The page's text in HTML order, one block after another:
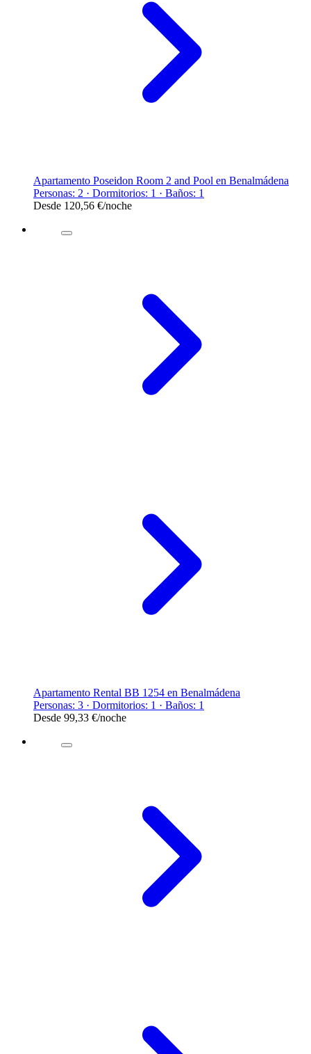
Apartamento Poseidon Room 2 and Pool en Benalmádena
Personas: 2 · Dormitorios: 1 · Baños: 1
Desde 120,56 €/noche
Apartamento Rental BB 1254 en Benalmádena
Personas: 3 · Dormitorios: 1 · Baños: 1
Desde 99,33 €/noche